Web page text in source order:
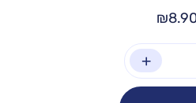
₪
+